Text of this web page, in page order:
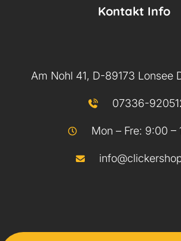
Kontakt Info
Am Nohl 41, D-89173 Lonsee
07336-
Mon – Fre: 9:00 –